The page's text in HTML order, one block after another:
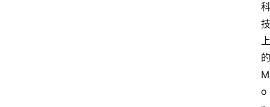
科
技
上
的
M
o